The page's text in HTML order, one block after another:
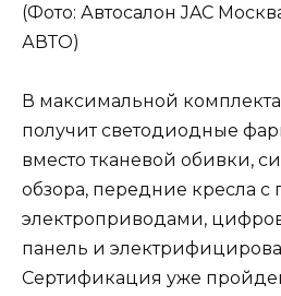
(Фото: Автосалон JAC
АВТО)
В максимальной
получит светодиодные
вместо тканевой обивки,
обзора, передние кресла с
электроприводами,
панель и
Сертификация уже